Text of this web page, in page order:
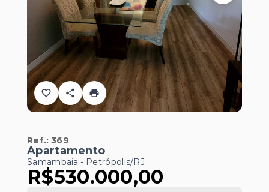
Ref.:369
Apartamento
Samambaia - Petrópolis/RJ
R$530.000,00